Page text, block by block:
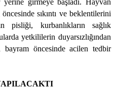
girmeye başladı. Hayvan
sıkıntı ve beklentilerini
pisliği, kurbanlıkların sağlık
yetkililerin duyarsızlığından
bayram öncesinde acilen tedbir